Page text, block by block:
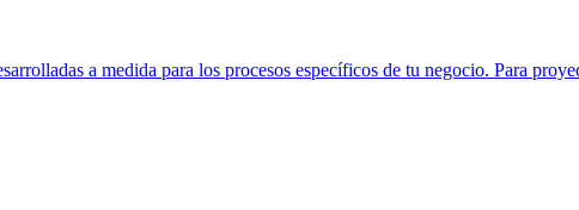
a medida para los procesos específicos de tu negocio. Para